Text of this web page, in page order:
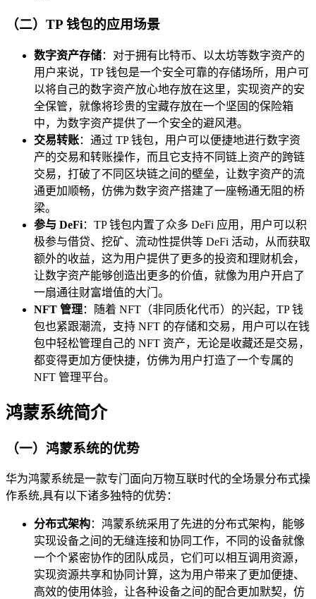
（二）TP 钱包的应用场景
数字资产存储：对于拥有比特币、以太坊等数字资产的
用户来说，TP 钱包是一个安全可靠的存储场所，用户可
以将自己的数字资产放心地存放在这里，实现资产的安
全保管，就像将珍贵的宝藏存放在一个坚固的保险箱
中，为数字资产提供了一个安全的避风港。
交易转账：通过 TP 钱包，用户可以便捷地进行数字资
产的交易和转账操作，而且它支持不同链上资产的跨链
交易，打破了不同区块链之间的壁垒，让数字资产的流
通更加顺畅，仿佛为数字资产搭建了一座畅通无阻的桥
梁。
参与 DeFi：TP 钱包内置了众多 DeFi 应用，用户可以积
极参与借贷、挖矿、流动性提供等 DeFi 活动，从而获取
额外的收益，这为用户提供了更多的投资和理财机会，
让数字资产能够创造出更多的价值，就像为用户开启了
一扇通往财富增值的大门。
NFT 管理：随着 NFT（非同质化代币）的兴起，TP 钱
包也紧跟潮流，支持 NFT 的存储和交易，用户可以在钱
包中轻松管理自己的 NFT 资产，无论是收藏还是交易，
都变得更加方便快捷，仿佛为用户打造了一个专属的
NFT 管理平台。
鸿蒙系统简介
（一）鸿蒙系统的优势
华为鸿蒙系统是一款专门面向万物互联时代的全场景分布式操
作系统,具有以下诸多独特的优势：
分布式架构：鸿蒙系统采用了先进的分布式架构，能够
实现设备之间的无缝连接和协同工作，不同的设备就像
一个个紧密协作的团队成员，它们可以相互调用资源，
实现资源共享和协同计算，这为用户带来了更加便捷、
高效的使用体验，让各种设备之间的配合更加默契，仿